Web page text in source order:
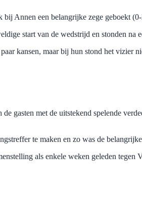
bij Annen een belangrijke zege geboekt
start van de wedstrijd en stonden na
kansen, maar bij hun stond het vizier
gasten met de uitstekend spelende
te maken en zo was de
als enkele weken geleden tegen